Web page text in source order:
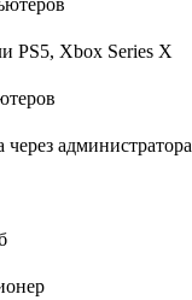
PS5, Xbox Series X
администратора